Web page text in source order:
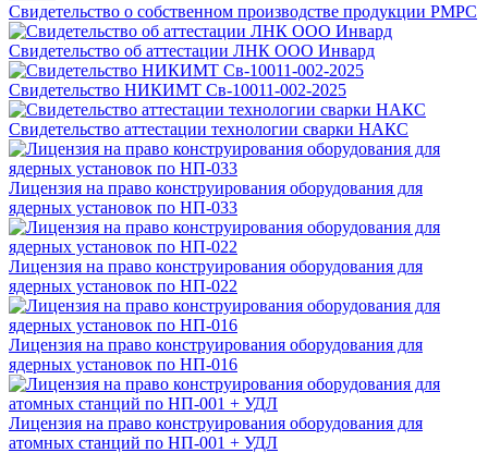
Свидетельство о собственном производстве продукции РМРС
Свидетельство об аттестации ЛНК ООО Инвард
Свидетельство НИКИМТ Св-10011-002-2025
Свидетельство аттестации технологии сварки НАКС
Лицензия на право конструирования оборудования для
ядерных установок по НП-033
Лицензия на право конструирования оборудования для
ядерных установок по НП-022
Лицензия на право конструирования оборудования для
ядерных установок по НП-016
Лицензия на право конструирования оборудования для
атомных станций по НП-001 + УДЛ